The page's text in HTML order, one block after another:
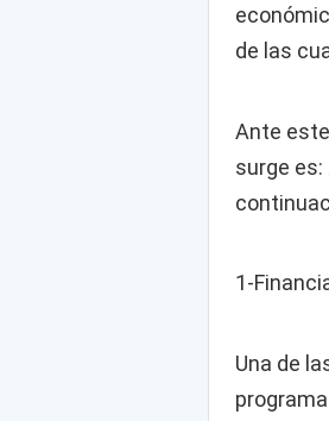
de las
Ante
surge
1-
Una de